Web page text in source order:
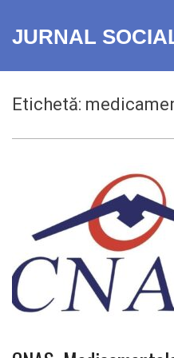
JURNAL
Etichetă: